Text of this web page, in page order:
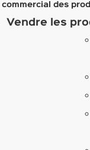
des
Vendre les